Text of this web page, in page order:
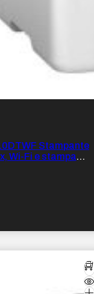
Stampante
Wi-Fi e stampa